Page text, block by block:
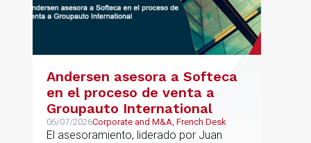
Andersen asesora a Softeca
en el proceso de venta a
Groupauto International
06/07/2026Corporate and M&A, French Desk
El asesoramiento, liderado por Juan